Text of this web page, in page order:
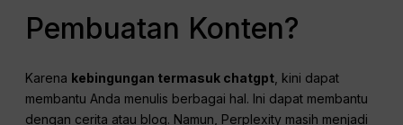
Pembuatan Konten?
Karena kebingungan termasuk chatgpt , kini dapat
membantu Anda menulis berbagai hal. Ini dapat membantu
dengan cerita atau blog. Namun, Perplexity masih menjadi